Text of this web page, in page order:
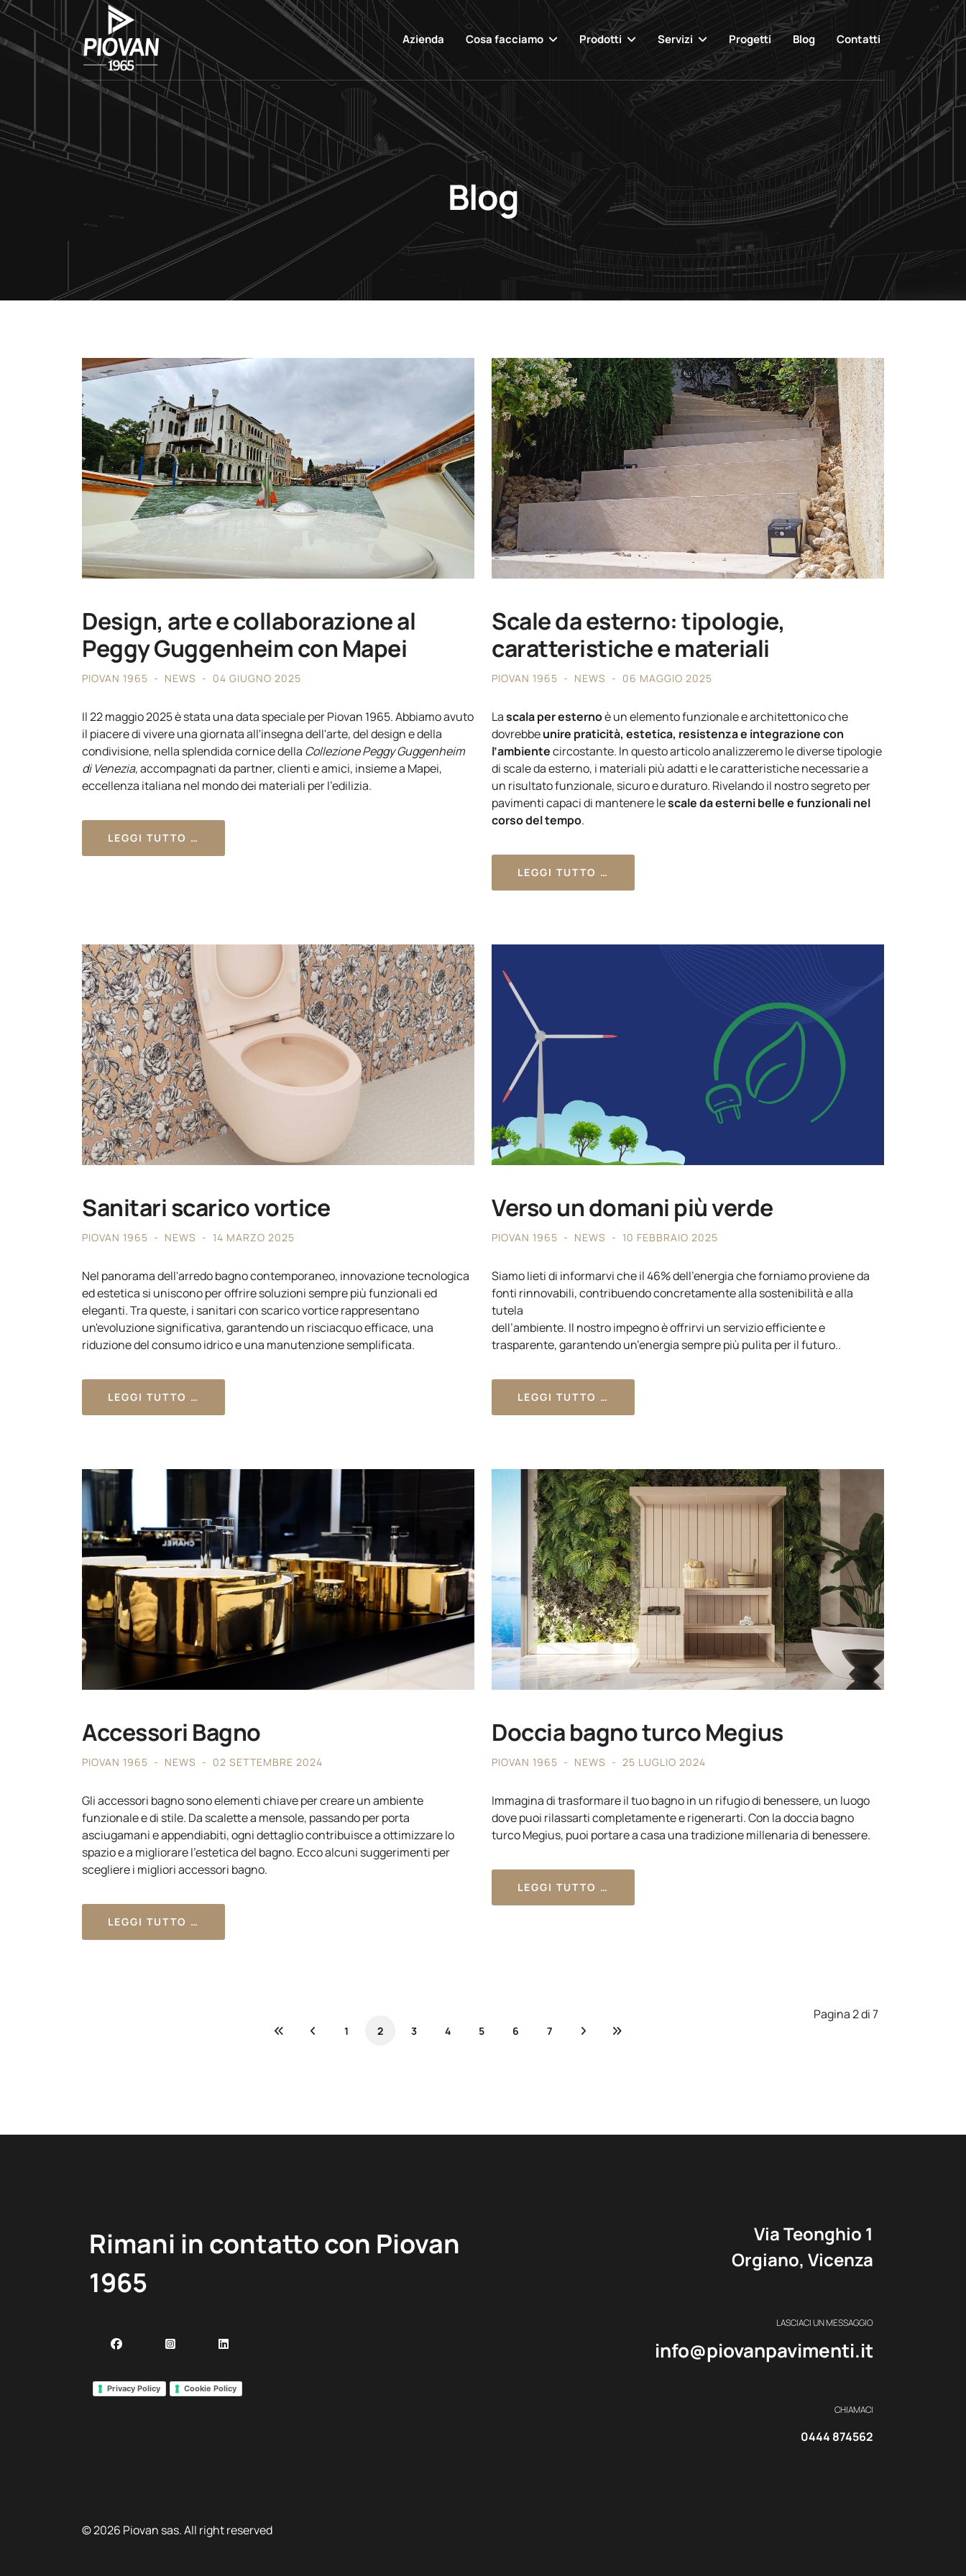
Azienda Cosa facciamo Prodotti Servizi Progetti Blog Contatti
Blog
Design, arte e collaborazione al
Peggy Guggenheim con Mapei
PIOVAN 1965 NEWS 04 GIUGNO 2025
Il 22 maggio 2025 è stata una data speciale per Piovan 1965. Abbiamo avuto
il piacere di vivere una giornata all'insegna dell'arte, del design e della
condivisione, nella splendida cornice della Collezione Peggy Guggenheim
di Venezia, accompagnati da partner, clienti e amici, insieme a Mapei,
eccellenza italiana nel mondo dei materiali per l’edilizia.
LEGGI TUTTO …
Scale da esterno: tipologie,
caratteristiche e materiali
PIOVAN 1965 NEWS 06 MAGGIO 2025
Lascala per esternoè un elemento funzionale e architettonico che
dovrebbeunire praticità, estetica, resistenza e integrazione con
l’ambientecircostante. In questo articolo analizzeremo le diverse tipologie
di scale da esterno, i materiali più adatti e le caratteristiche necessarie a
un risultato funzionale, sicuro e duraturo. Rivelando il nostro segreto per
pavimenticapaci di mantenere lescale da esterni belle e funzionali nel
corso del tempo.
LEGGI TUTTO …
Sanitari scarico vortice
PIOVAN 1965 NEWS 14 MARZO 2025
Nel panorama dell'arredo bagno contemporaneo, innovazione tecnologica
ed estetica si uniscono per offrire soluzioni sempre più funzionali ed
eleganti. Tra queste, i sanitari con scarico vortice rappresentano
un'evoluzione significativa, garantendo un risciacquo efficace, una
riduzione del consumo idrico e una manutenzione semplificata.
LEGGI TUTTO …
Verso un domani più verde
PIOVAN 1965 NEWS 10 FEBBRAIO 2025
Siamo lieti di informarvi che il 46% dell'energia che forniamo proviene da
fonti rinnovabili, contribuendo concretamente alla sostenibilità e alla
tutela
dell’ambiente. Il nostro impegno è offrirvi un servizio efficiente e
trasparente, garantendo un’energia sempre più pulita per il futuro..
LEGGI TUTTO …
Accessori Bagno
PIOVAN 1965 NEWS 02 SETTEMBRE 2024
Gli accessori bagno sono elementi chiave per creare un ambiente
funzionale e di stile. Da scalette a mensole, passando per porta
asciugamani e appendiabiti, ogni dettaglio contribuisce a ottimizzare lo
spazio e a migliorare l'estetica del bagno. Ecco alcuni suggerimenti per
scegliere i migliori accessori bagno.
LEGGI TUTTO …
Doccia bagno turco Megius
PIOVAN 1965 NEWS 25 LUGLIO 2024
Immagina di trasformare il tuo bagno in un rifugio di benessere, un luogo
dove puoi rilassarti completamente e rigenerarti. Con la doccia bagno
turco Megius, puoi portare a casa una tradizione millenaria di benessere.
LEGGI TUTTO …
Pagina 2 di 7
1 2 3 4 5 6 7
Rimani in contatto con Piovan
1965
FacebookInstagramLinkedin
Privacy Policy Cookie Policy
Via Teonghio 1
Orgiano, Vicenza
LASCIACI UN MESSAGGIO
info@piovanpavimenti.it
CHIAMACI
0444 874562
© 2026 Piovan sas. All right reserved